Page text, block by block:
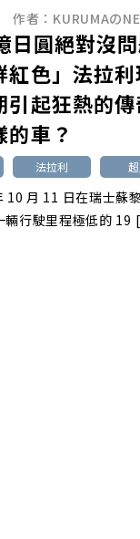
作者： KURUMAの
日圓絕對沒
紅色」法拉利
引起狂熱的
的車？
法拉利
10 月 11 日在瑞士蘇
輛行駛里程極低的